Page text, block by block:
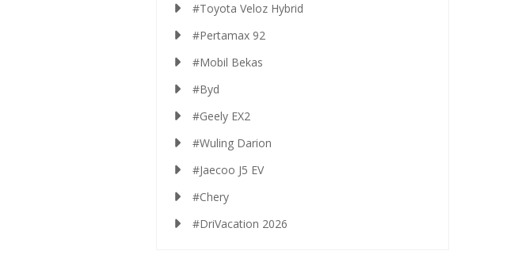
#Toyota Veloz Hybrid
#Pertamax 92
#Mobil Bekas
#Byd
#Geely EX2
#Wuling Darion
#Jaecoo J5 EV
#Chery
#DriVacation 2026